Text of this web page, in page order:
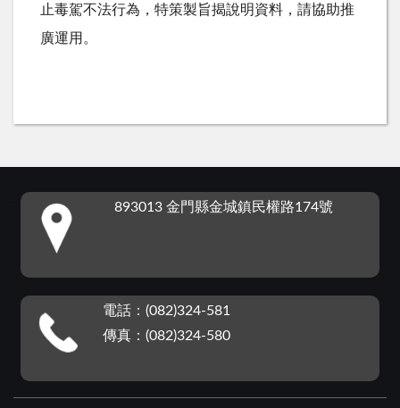
止毒駕不法行為，特策製旨揭說明資料，請協助推
廣運用。
893013 金門縣金城鎮民權路174號
電話：(082)324-581
傳真：(082)324-580